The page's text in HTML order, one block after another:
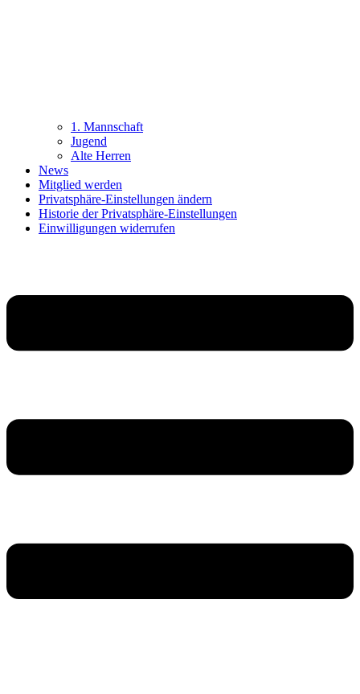
1. Mannschaft
Jugend
Alte Herren
News
Mitglied werden
Privatsphäre-Einstellungen ändern
Historie der Privatsphäre-Einstellungen
Einwilligungen widerrufen